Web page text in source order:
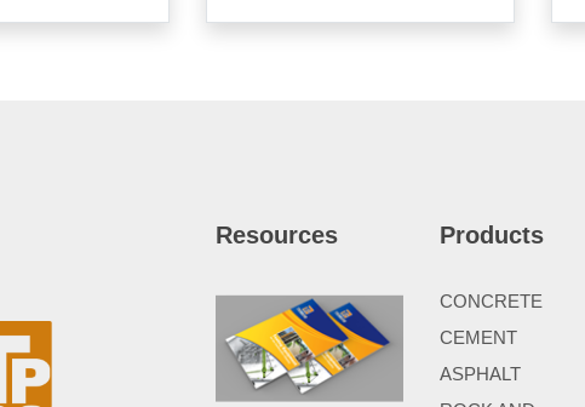
Resources Products
CONCRETE
CEMENT
ASPHALT